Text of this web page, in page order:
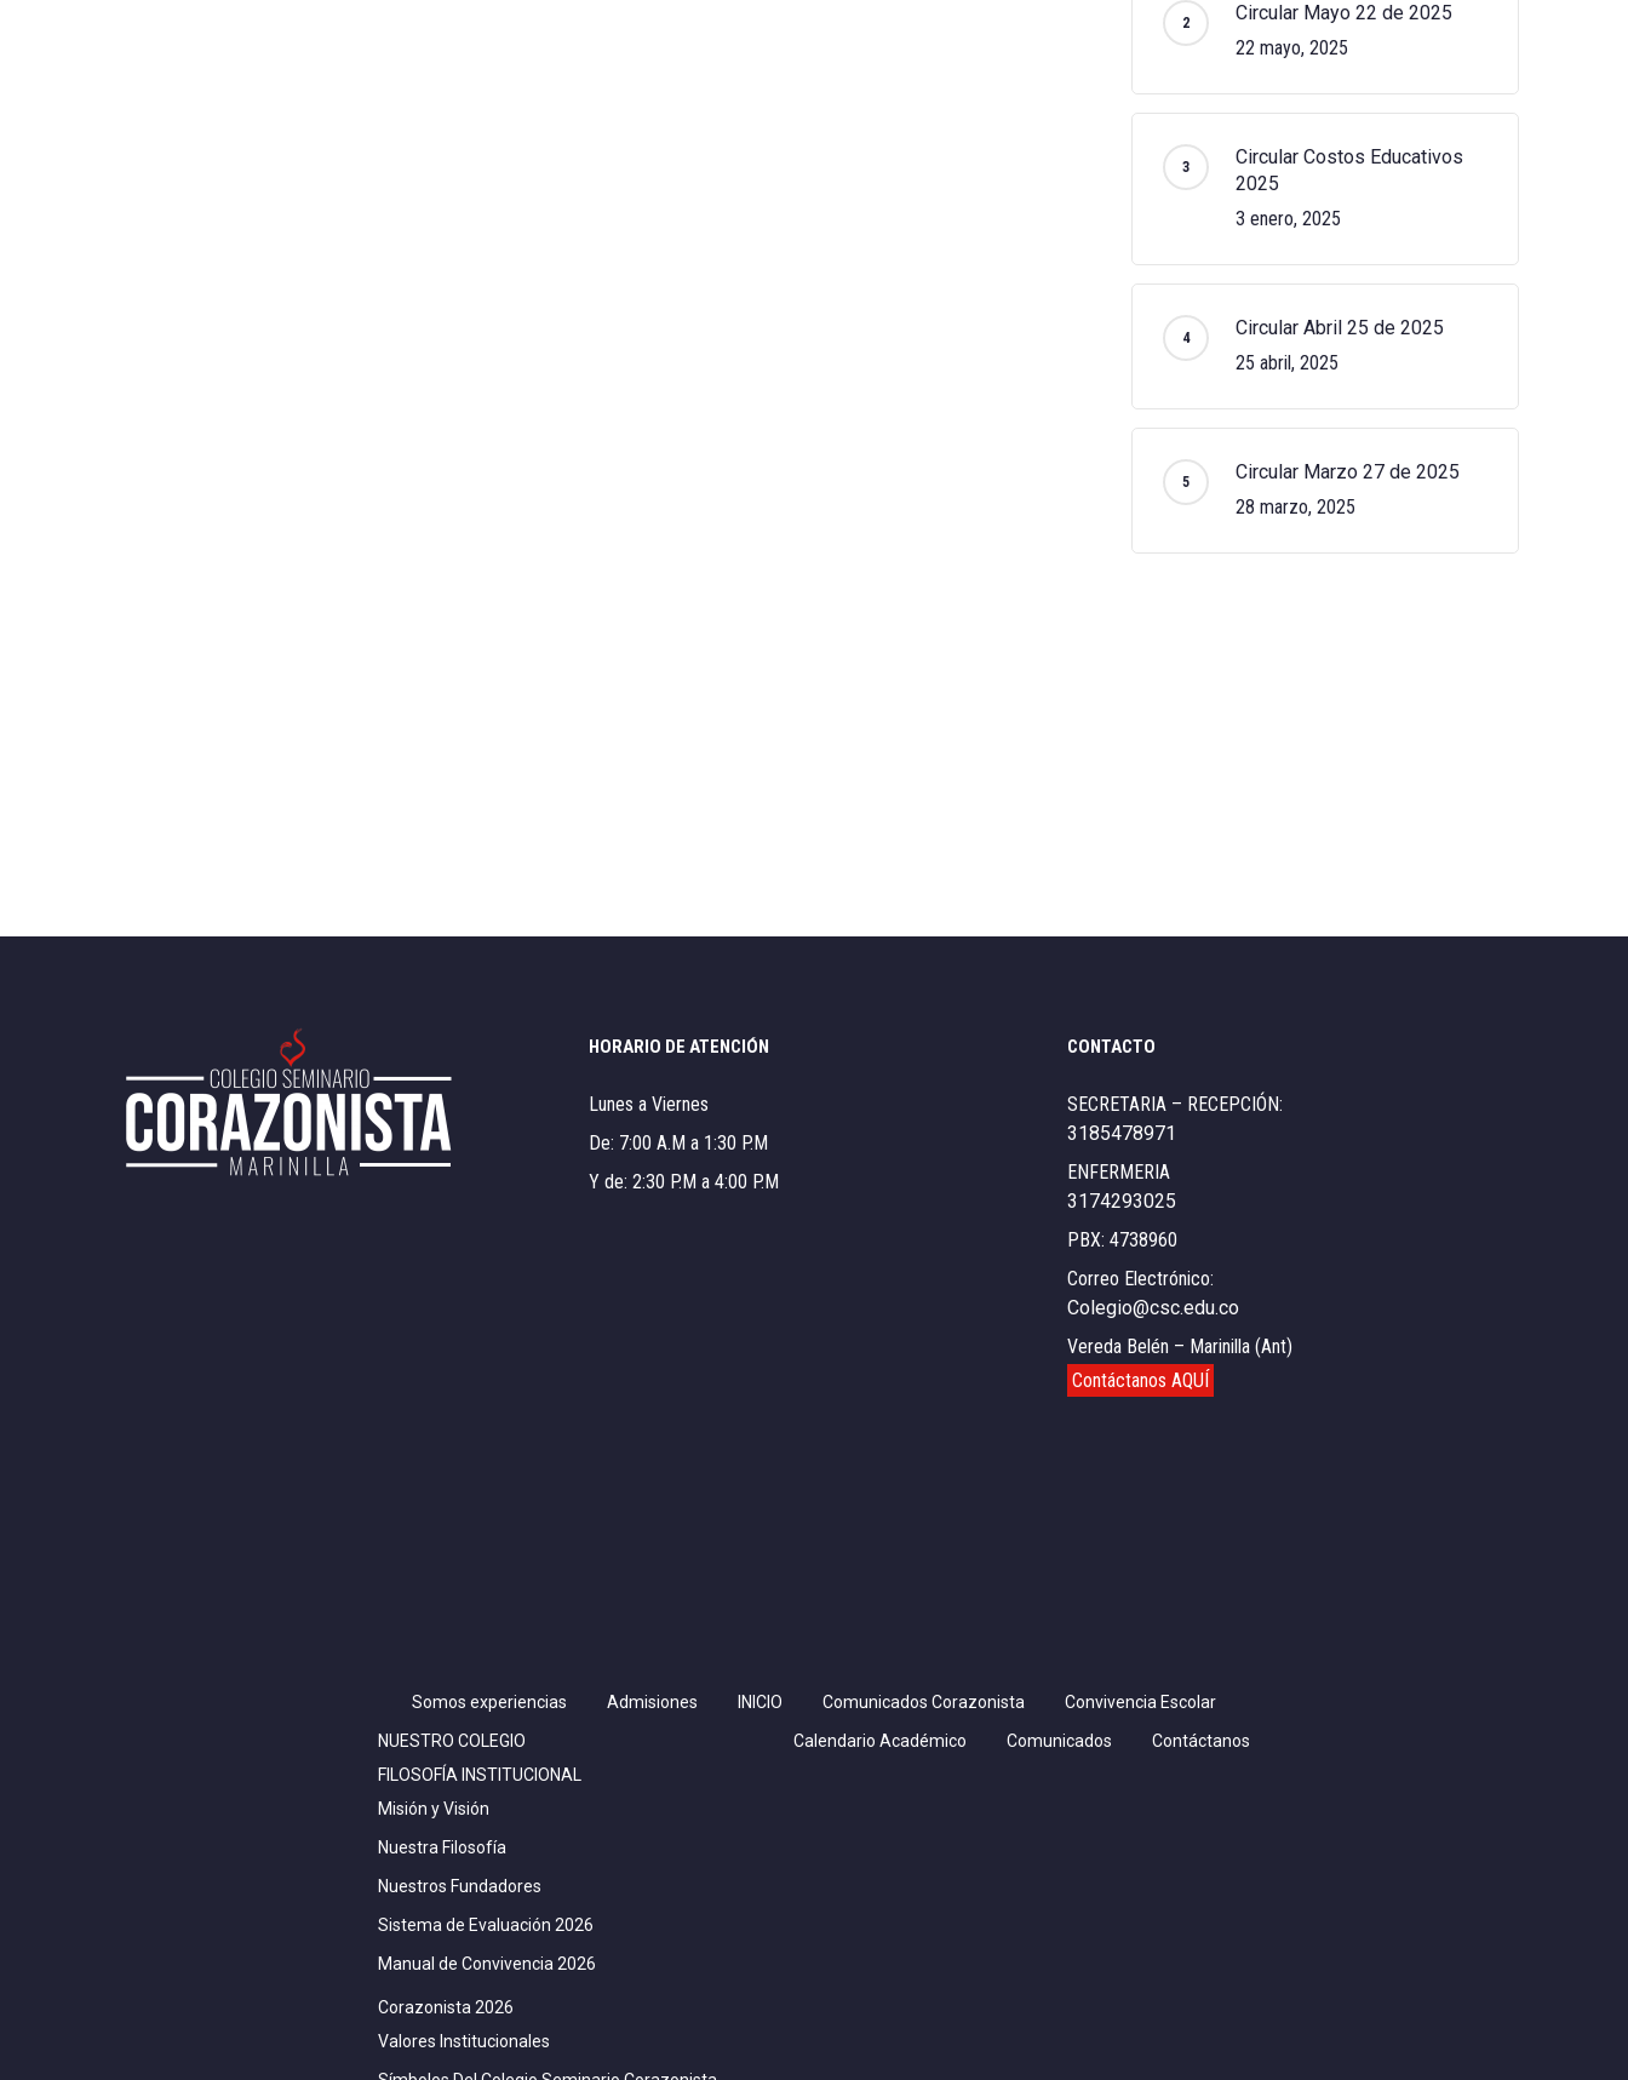
Circular Mayo 22 de 2025
22 mayo, 2025
Circular Costos Educativos
2025
3 enero, 2025
Circular Abril 25 de 2025
25 abril, 2025
Circular Marzo 27 de 2025
28 marzo, 2025
HORARIO DE ATENCIÓN
Lunes a Viernes
De: 7:00 A.M a 1:30 P.M
Y de: 2:30 P.M a 4:00 P.M
CONTACTO
SECRETARIA – RECEPCIÓN:
3185478971
ENFERMERIA
3174293025
PBX: 4738960
Correo Electrónico:
Colegio@csc.edu.co
Vereda Belén – Marinilla (Ant)
Contáctanos AQUÍ
Somos experiencias Admisiones INICIO Comunicados Corazonista
Convivencia Escolar
NUESTRO COLEGIO
FILOSOFÍA INSTITUCIONAL
Misión y Visión
Nuestra Filosofía
Nuestros Fundadores
Sistema de Evaluación 2026
Manual de Convivencia 2026
Corazonista 2026
Valores Institucionales
Calendario Académico Comunicados Contáctanos